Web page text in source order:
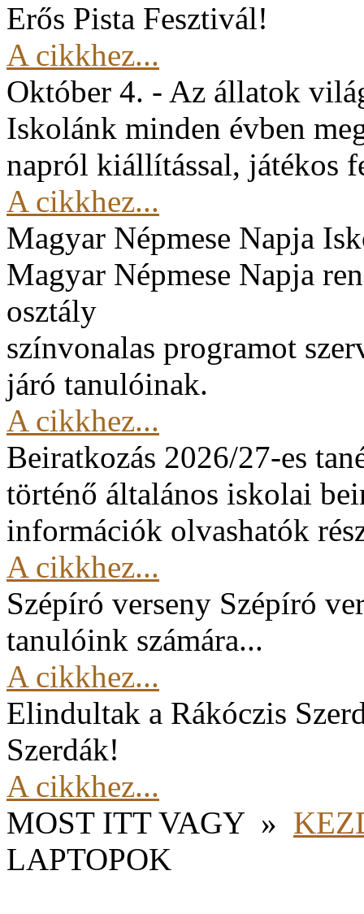
Erős Pista Fesztivál!
A cikkhez...
Október 4. - Az állatok
Iskolánk minden évben
napról kiállítással, játékos
A cikkhez...
Magyar Népmese Napja
Magyar Népmese Napja
osztály
színvonalas programot
járó tanulóinak.
A cikkhez...
Beiratkozás 2026/27-es
történő általános iskolai
információk olvashatók
A cikkhez...
Szépíró verseny Szépíró
tanulóink számára...
A cikkhez...
Elindultak a Rákóczis
Szerdák!
A cikkhez...
MOST ITT VAGY »
LAPTOPOK